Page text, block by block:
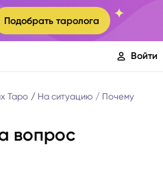
Подобрать таролога
Войти
Таро На ситуацию Почему
вопрос